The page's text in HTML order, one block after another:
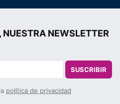
NEWSLETTER
SUSCRIBIR
política de privacidad